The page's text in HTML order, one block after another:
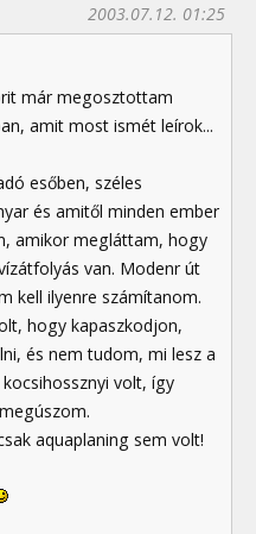
2003.07.12. 01:25
már megosztottam
amit most ismét leírok...
esőben, széles
és amitől minden ember
amikor megláttam, hogy
van. Modenr út
kell ilyenre számítanom.
hogy kapaszkodjon,
és nem tudom, mi lesz a
volt, így
aquaplaning sem volt!